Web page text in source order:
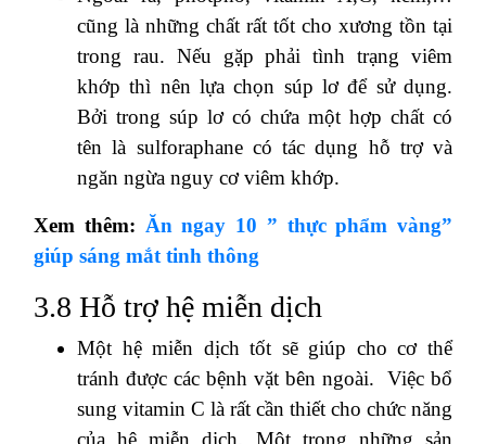
cũng là những chất rất tốt cho xương tồn tại
trong rau. Nếu gặp phải tình trạng viêm
khớp thì nên lựa chọn súp lơ để sử dụng.
Bởi trong súp lơ có chứa một hợp chất có
tên là sulforaphane có tác dụng hỗ trợ và
ngăn ngừa nguy cơ viêm khớp.
Xem thêm: Ăn ngay 10 ” thực phẩm vàng”
giúp sáng mắt tinh thông
3.8 Hỗ trợ hệ miễn dịch
Một hệ miễn dịch tốt sẽ giúp cho cơ thể
tránh được các bệnh vặt bên ngoài. Việc bổ
sung vitamin C là rất cần thiết cho chức năng
của hệ miễn dịch. Một trong những sản